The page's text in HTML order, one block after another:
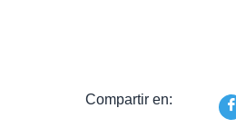
Compartir en: